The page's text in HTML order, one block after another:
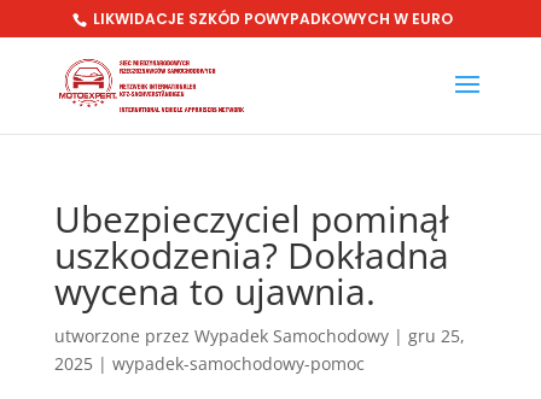
LIKWIDACJE SZKÓD POWYPADKOWYCH W EURO
Ubezpieczyciel pominął
uszkodzenia? Dokładna
wycena to ujawnia.
utworzone przez Wypadek Samochodowy| gru 25,
2025| wypadek-samochodowy-pomoc